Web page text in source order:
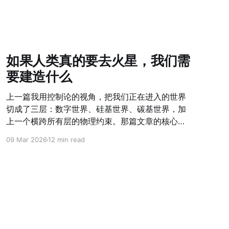
如果人类真的要去火星，我们需
要建造什么
上一篇我用控制论的视角，把我们正在进入的世界
切成了三层：数字世界、硅基世界、碳基世界，加
上一个横跨所有层的物理约束。那篇文章的核心问
09 Mar 202612 min read